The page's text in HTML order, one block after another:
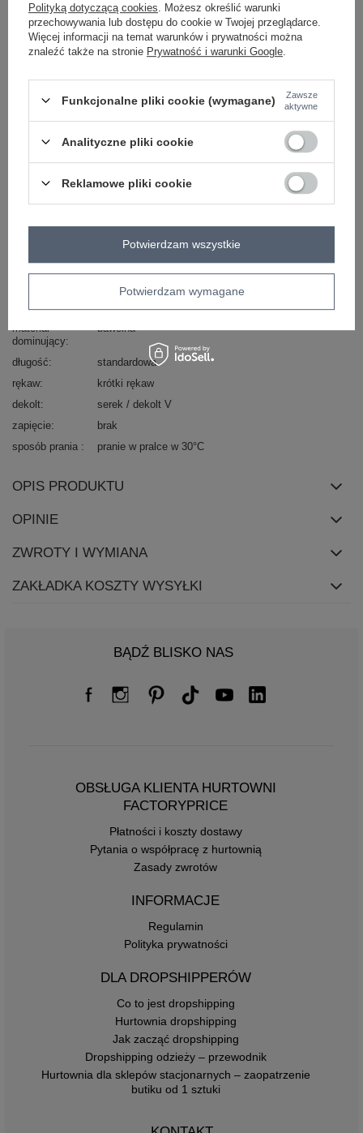
ZALOGUJ SIĘ I ZOBACZ CENĘ
sposób prania : pranie w pralce w 30°C
bluzka codzienna
okazja
codzienne
dominujący
materiał
dominujący
bawełna
długość
standardowa
rękaw
krótki rękaw
dekolt
serek / dekolt V
zapięcie
brak
sposób prania
pranie w pralce w 30°C
OPIS PRODUKTU
OPINIE
ZWROTY I WYMIANA
ZAKŁADKA KOSZTY WYSYŁKI
BĄDŹ BLISKO NAS
OBSŁUGA KLIENTA HURTOWNI
FACTORYPRICE
Płatności i koszty dostawy
Pytania o współpracę z hurtownią
Zasady zwrotów
INFORMACJE
Regulamin
Polityka prywatności
DLA DROPSHIPPERÓW
Co to jest dropshipping
Hurtownia dropshipping
Jak zacząć dropshipping
Dropshipping odzieży – przewodnik
Hurtownia dla sklepów stacjonarnych – zaopatrzenie
butiku od 1 sztuki
Polityką dotyczącą cookies . Możesz określić warunki
przechowywania lub dostępu do cookie w Twojej przeglądarce.
Więcej informacji na temat warunków i prywatności można
znaleźć także na stronie Prywatność i warunki Google
Funkcjonalne pliki cookie (wymagane)
Zawsze
aktywne
Analityczne pliki cookie
Reklamowe pliki cookie
Potwierdzam wymagane
Potwierdzam wszystkie